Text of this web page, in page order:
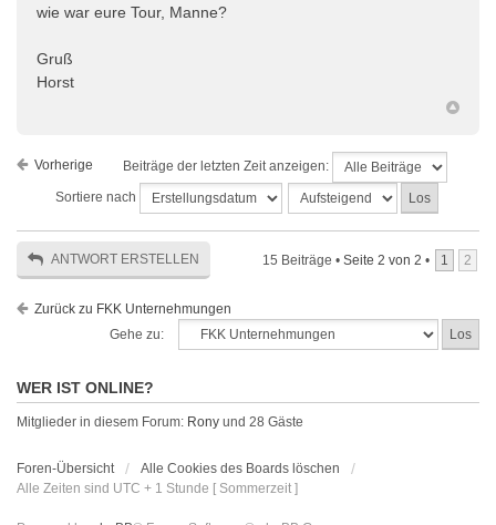
wie war eure Tour, Manne?
Gruß
Horst
Vorherige
Beiträge der letzten Zeit anzeigen:
Sortiere nach
ANTWORT ERSTELLEN 15 Beiträge • Seite 2 von 2 • 1 2
Zurück zu FKK Unternehmungen
Gehe zu:
WER IST ONLINE?
Mitglieder in diesem Forum: Rony und 28 Gäste
Foren-Übersicht
Alle Cookies des Boards löschen
Alle Zeiten sind UTC + 1 Stunde [ Sommerzeit ]